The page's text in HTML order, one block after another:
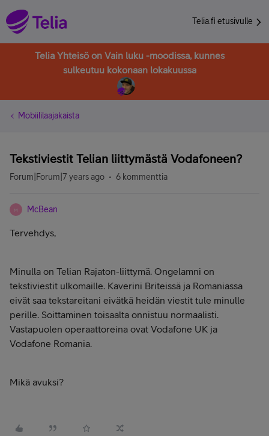
Telia.fi etusivulle
Telia Yhteisö on Vain luku -moodissa, kunnes
sulkeutuu kokonaan lokakuussa
Mobiililaajakaista
Tekstiviestit Telian liittymästä Vodafoneen?
Forum|Forum|7 years ago 6 kommenttia
M McBean
Tervehdys,
Minulla on Telian Rajaton-liittymä. Ongelamni on
tekstiviestit ulkomaille. Kaverini Briteissä ja Romaniassa
eivät saa tekstareitani eivätkä heidän viestit tule minulle
perille. Soittaminen toisaalta onnistuu normaalisti.
Vastapuolen operaattoreina ovat Vodafone UK ja
Vodafone Romania.
Mikä avuksi?